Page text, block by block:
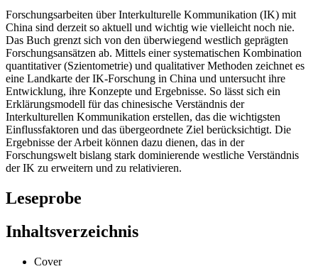
Forschungsarbeiten über Interkulturelle Kommunikation (IK) mit
China sind derzeit so aktuell und wichtig wie vielleicht noch nie.
Das Buch grenzt sich von den überwiegend westlich geprägten
Forschungsansätzen ab. Mittels einer systematischen Kombination
quantitativer (Szientometrie) und qualitativer Methoden zeichnet es
eine Landkarte der IK-Forschung in China und untersucht ihre
Entwicklung, ihre Konzepte und Ergebnisse. So lässt sich ein
Erklärungsmodell für das chinesische Verständnis der
Interkulturellen Kommunikation erstellen, das die wichtigsten
Einflussfaktoren und das übergeordnete Ziel berücksichtigt. Die
Ergebnisse der Arbeit können dazu dienen, das in der
Forschungswelt bislang stark dominierende westliche Verständnis
der IK zu erweitern und zu relativieren.
Leseprobe
Inhaltsverzeichnis
Cover